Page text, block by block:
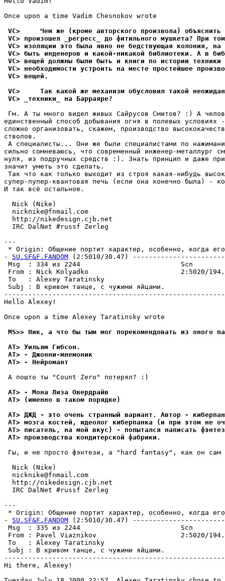
Once upon a time Vadim Chesnokov wrote
VC>     Чем же (кроме авторского произвола)
VC> произошел _pегpесс_ до фитильного мушкета? При
VC> изоляции это была явно не бедствующая колония,
VC> быть инденеров и какой-никакой библиотеки. А в
VC> вещей должны были быть и книги по истории
VC> необходимости устроить на месте простейшее
VC> вещей.
VC>     Так какой же механизм обусловил такой
VC> _техники_ на Баppаяpе?
Гм. А ты много видел живых Сайрусов Смитов? :) А
единственный способ добывания огня в полевых условиях
сложно организовать, скажем, производство
стволов.
А специалисты... Они же были специалистами по
сильно сомневаюсь, что современный инженер-металлург
нуля, из подручных средств :). Знать принцип и даже
значит уметь это сделать.
Так что как только выходит из строя какая-нибудь
супер-пупер-квантовая печь (если она конечно была) -
И так всё остальное.
  Nick (Nike)
  nicknike@fnmail.com
  http://nikedesign.cjb.net
  IRC DalNet #russf Zerleg
---
* Origin: Общение портит характер, особенно, когда
- SU.SF&F.FANDOM (2:5010/30.47)
Msg  : 334 из 2244
From : Nick Kolyadko                       2:5020/
To   : Alexey Taratinsky
Subj : В кривом танце, с
Hello Alexey!
Once upon a time Alexey Taratinsky wrote
MS>> Ник, а что бы тым мог порекомендовать из оного
AT> Уильям Гибсон.
AT> - Джонни-мнемоник
AT> - Hейромант
А пошто ты "Count Zero" потерял? :)
AT> - Мона Лиза Овердрайв
AT> (именно в таком порядке)
AT> ДЖД - это очень странный вариант. Автор -
AT> мозга костей, идеолог киберпанка (и при этом не
AT> писатель, на мой вкус) - попытался написать
AT> производства кондитерской фабрики.
Гы, и не просто фэнтези, а "hard fantasy", как он сам
  Nick (Nike)
  nicknike@fnmail.com
  http://nikedesign.cjb.net
  IRC DalNet #russf Zerleg
---
* Origin: Общение портит характер, особенно, когда
- SU.SF&F.FANDOM (2:5010/30.47)
Msg  : 335 из 2244
From : Pavel Viaznikov                     2:5020/
To   : Alexey Taratinsky
Subj : В кривом танце, с
Hi there, Alexey!